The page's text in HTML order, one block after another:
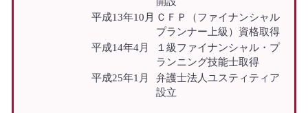
平成13年10月 ＣＦＰ（ファイナンシャル
プランナー上級）資格取得
平成14年4月
１級ファイナンシャル・プ
ランニング技能士取得
平成25年1月
弁護士法人ユスティティア
設立